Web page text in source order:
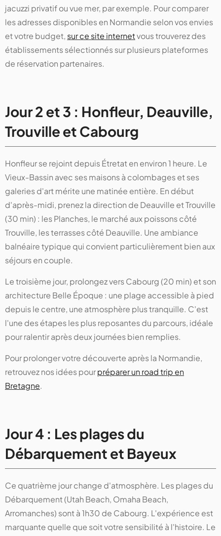
jacuzzi privatif ou vue mer, par exemple. Pour comparer
les adresses disponibles en Normandie selon vos envies
et votre budget, sur ce site internetvous trouverez des
établissements sélectionnés sur plusieurs plateformes
de réservation partenaires.
Jour 2 et 3 : Honfleur, Deauville,
Trouville et Cabourg
Honfleur se rejoint depuis Étretat en environ 1 heure. Le
Vieux-Bassin avec ses maisons à colombages et ses
galeries d'art mérite une matinée entière. En début
d'après-midi, prenez la direction de Deauville et Trouville
(30 min) : les Planches, le marché aux poissons côté
Trouville, les terrasses côté Deauville. Une ambiance
balnéaire typique qui convient particulièrement bien aux
séjours en couple.
Le troisième jour, prolongez vers Cabourg (20 min) et son
architecture Belle Époque : une plage accessible à pied
depuis le centre, une atmosphère plus tranquille. C'est
l'une des étapes les plus reposantes du parcours, idéale
pour ralentir après deux journées bien remplies.
Pour prolonger votre découverte après la Normandie,
retrouvez nos idées pourpréparer un road trip en
Bretagne.
Jour 4 : Les plages du
Débarquement et Bayeux
Ce quatrième jour change d'atmosphère. Les plages du
Débarquement (Utah Beach, Omaha Beach,
Arromanches) sont à 1h30 de Cabourg. L'expérience est
marquante quelle que soit votre sensibilité à l'histoire. Le